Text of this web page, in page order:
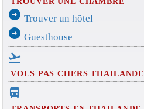
arrow_circle_right Trouver un hôtel
arrow_circle_right Guesthouse
flight_takeoff
VOLS PAS CHERS THAILANDE
directions_bus_filled